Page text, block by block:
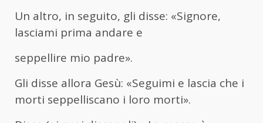
Un altro, in seguito, gli disse: «Signore,
lasciami prima andare e
seppellire mio padre».
Gli disse allora Gesù: «Seguimi e lascia che i
morti seppelliscano i loro morti».